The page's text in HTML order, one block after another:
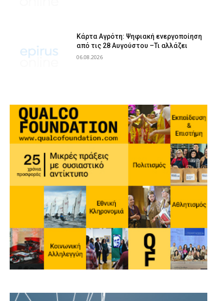
Κάρτα Αγρότη: Ψηφιακή ενεργοποίηση
από τις 28 Αυγούστου –Τι αλλάζει
06.08.2026